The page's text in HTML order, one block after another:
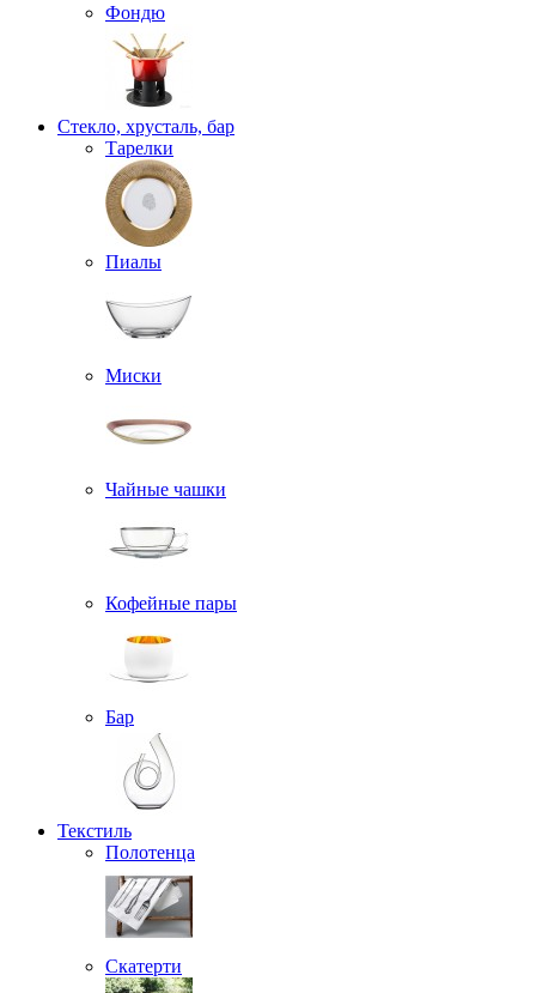
Фондю
Стекло, хрусталь, бар
Тарелки
Пиалы
Миски
Чайные чашки
Кофейные пары
Бар
Текстиль
Полотенца
Скатерти